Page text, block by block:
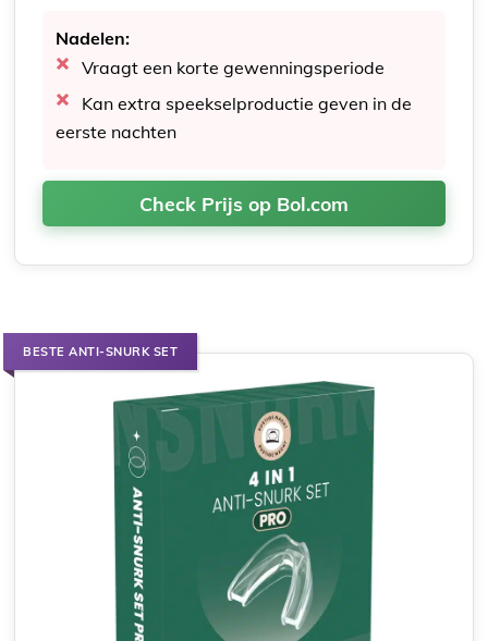
Nadelen:
Vraagt een korte gewenningsperiode
Kan extra speekselproductie geven in de
eerste nachten
Check Prijs op Bol.com
BESTE ANTI-SNURK SET